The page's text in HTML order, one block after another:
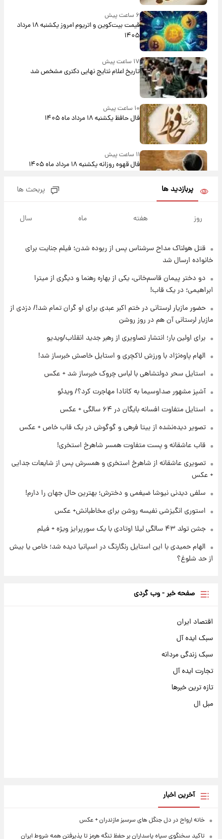
۶ ساعت پیش
قیمت بیت‌کوین و اتریوم امروز یکشنبه ۱۸ مرداد
۱۴۰۵
۱۷ ساعت پیش
تاریخ اعلام نتایج نهایی دکتری مشخص شد
۱۰ ساعت پیش
فال حافظ یکشنبه ۱۸ مرداد ماه ۱۴۰۵
۱۱ ساعت پیش
فال قهوه روزانه یکشنبه ۱۸ مرداد ماه ۱۴۰۵
۱۹ ساعت پیش
لیونل مسی عزادار شد! + جزئیات
۲۳ ساعت پیش
لحظه برخورد رعد و برق به ساختمان مرکز تجارت
جهانی در آمریکا + فیلم
۲۳ ساعت پیش
برای اولین بار؛ انتشار تصاویری از رهبر جدید
انقلاب/ویدیو
تصاویر عمامه بستن به شیوه خاتمی/ویدیو
پربازدید ها پربحث ها
روز هفته ماه سال
قتل هولناک مداح سرشناس پس از ربوده شدن؛ فیلم جنایت برای
خانواده ارسال شد
دو دختر پیمان قاسم‌خانی، یکی از بهاره رهنما و دیگری از میترا
ابراهیمی؛ در یک قاب!
حضور مازیار لرستانی در ختم اکبر عبدی برای او گران تمام شد!/ دزدی از
مازیار لرستانی آن هم در روز روشن
برای اولین بار؛ انتشار تصاویری از رهبر جدید انقلاب/ویدیو
الهام پاوه‌نژاد با ورزش لاکچری و استایل خاصش خبرساز شد!
استایل سحر دولتشاهی با لباس چروک خبرساز شد + عکس
آشپز مشهور صداوسیما به کانادا مهاجرت کرد؟/ ویدئو
استایل متفاوت افسانه بایگان در ۶۴ سالگی + عکس
تصویر دیده‌نشده از بیتا فرهی و گوگوش در یک قاب خاص + عکس
قاب عاشقانه و پست متفاوت همسر شاهرخ استخری!
تصویری عاشقانه از شاهرخ استخری و همسرش پس از شایعات جدایی
+ عکس
سلفی دیدنی نیوشا ضیغمی و دخترش؛ بهترین حال جهان را دارم!
استوری انگیزشی نفیسه روشن برای مخاطبانش+ عکس
جشن تولد ۴۳ سالگی لیلا اوتادی با یک سورپرایز ویژه + فیلم
الهام حمیدی با این استایل رنگارنگ در اسپانیا دیده شد؛ خاص یا بیش
از حد شلوغ؟
صفحه خبر - وب گردی
اقتصاد ایران
سبک ایده آل
سبک زندگی مردانه
تجارت ایده آل
تازه ترین خبرها
مبل ال
آخرین اخبار
خانه ارواح در دل جنگل های سرسبز مازندران + عکس
تاکید سخنگوی سپاه پاسداران بر حفظ تنگه هرمز تا پذیرفتن همه شروط ایران